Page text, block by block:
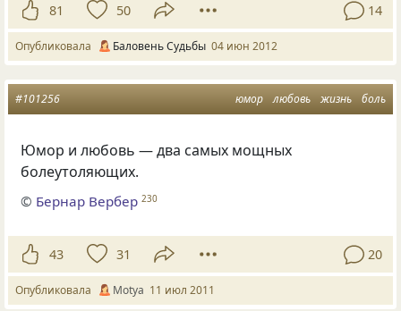
81 50 14
Опубликовала Баловень Судьбы 04 июн 2012
юмор любовь жизнь боль
#101256
Юмор и любовь — два самых мощных
болеутоляющих.
© Бернар Вербер 230
43 31 20
Опубликовала Motya 11 июл 2011